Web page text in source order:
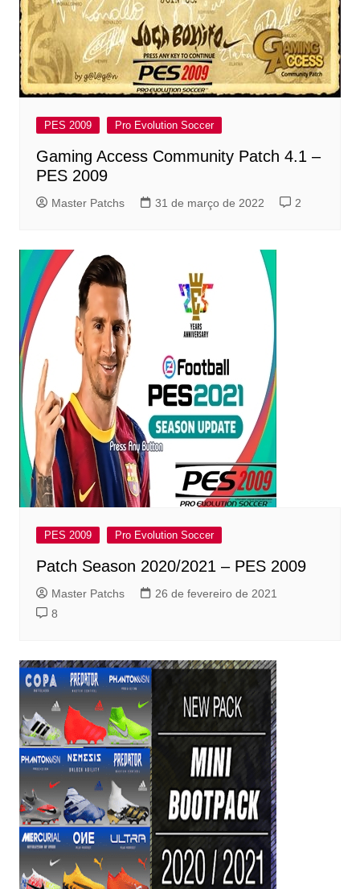
PES 2009 Pro Evolution Soccer
Gaming Access Community Patch 4.1 –
PES 2009
Master Patchs 31 de março de 2022 2
PES 2009 Pro Evolution Soccer
Patch Season 2020/2021 – PES 2009
Master Patchs
26 de fevereiro de 2021
8